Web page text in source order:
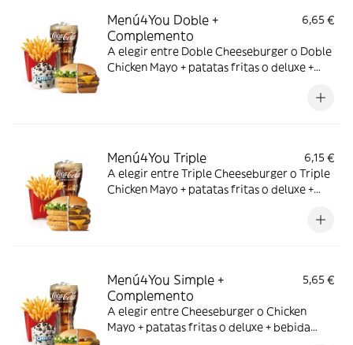
Menú4You Doble +
Complemento
6,65 €
A elegir entre Doble Cheeseburger o Doble
Chicken Mayo + patatas fritas o deluxe +
Menú4You Triple
6,15 €
A elegir entre Triple Cheeseburger o Triple
Chicken Mayo + patatas fritas o deluxe +
Menú4You Simple +
Complemento
5,65 €
A elegir entre Cheeseburger o Chicken
Mayo + patatas fritas o deluxe + bebida